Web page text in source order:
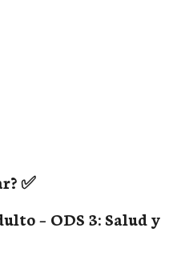
✅
– ODS 3: Salud y